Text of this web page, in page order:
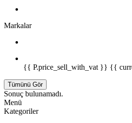
Markalar
{{ P.price_sell_with_vat }} {{
Tümünü Gör
Sonuç bulunamadı.
Menü
Kategoriler